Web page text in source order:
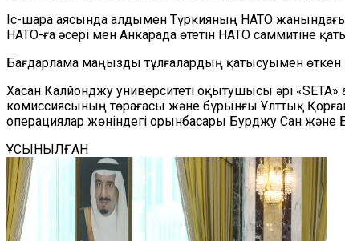
Іс-шара аясында алдымен Түркияның НАТО жанындағы
НАТО-ға әсері мен Анкарада өтетін НАТО саммитіне
Бағдарлама маңызды тұлғалардың қатысуымен
Хасан Калйонджу университеті оқытушысы әрі «SETA»
комиссиясының төрағасы және бұрынғы Ұлттық
операциялар жөніндегі орынбасары Бурджу Сан және
ҰСЫНЫЛҒАН